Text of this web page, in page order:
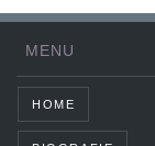
MENU
HOME